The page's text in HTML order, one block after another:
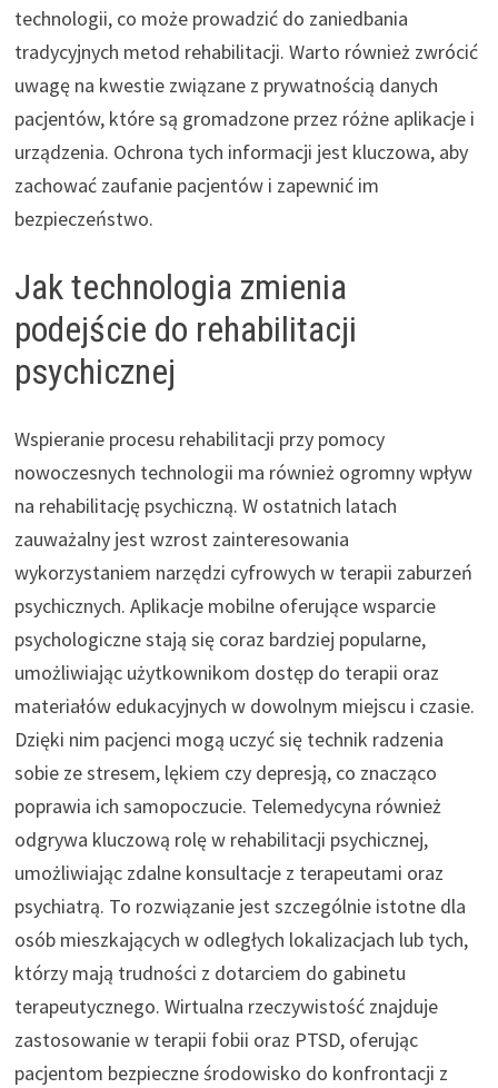
technologii, co może prowadzić do zaniedbania
tradycyjnych metod rehabilitacji. Warto również zwrócić
uwagę na kwestie związane z prywatnością danych
pacjentów, które są gromadzone przez różne aplikacje i
urządzenia. Ochrona tych informacji jest kluczowa, aby
zachować zaufanie pacjentów i zapewnić im
bezpieczeństwo.
Jak technologia zmienia
podejście do rehabilitacji
psychicznej
Wspieranie procesu rehabilitacji przy pomocy
nowoczesnych technologii ma również ogromny wpływ
na rehabilitację psychiczną. W ostatnich latach
zauważalny jest wzrost zainteresowania
wykorzystaniem narzędzi cyfrowych w terapii zaburzeń
psychicznych. Aplikacje mobilne oferujące wsparcie
psychologiczne stają się coraz bardziej popularne,
umożliwiając użytkownikom dostęp do terapii oraz
materiałów edukacyjnych w dowolnym miejscu i czasie.
Dzięki nim pacjenci mogą uczyć się technik radzenia
sobie ze stresem, lękiem czy depresją, co znacząco
poprawia ich samopoczucie. Telemedycyna również
odgrywa kluczową rolę w rehabilitacji psychicznej,
umożliwiając zdalne konsultacje z terapeutami oraz
psychiatrą. To rozwiązanie jest szczególnie istotne dla
osób mieszkających w odległych lokalizacjach lub tych,
którzy mają trudności z dotarciem do gabinetu
terapeutycznego. Wirtualna rzeczywistość znajduje
zastosowanie w terapii fobii oraz PTSD, oferując
pacjentom bezpieczne środowisko do konfrontacji z